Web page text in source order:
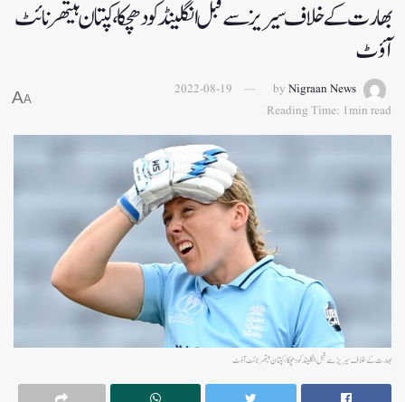
بھارت کے خلاف سیریز سے قبل انگلینڈ کو دھچکا، کپتان ہیتھر نائٹ
آؤٹ
by Nigraan News
2022-08-19
Reading Time: 1min read
A
A
بھارت کے خلاف سیریز سے قبل انگلینڈ کو دھچکا، کپتان ہیتھر نائٹ آؤٹ